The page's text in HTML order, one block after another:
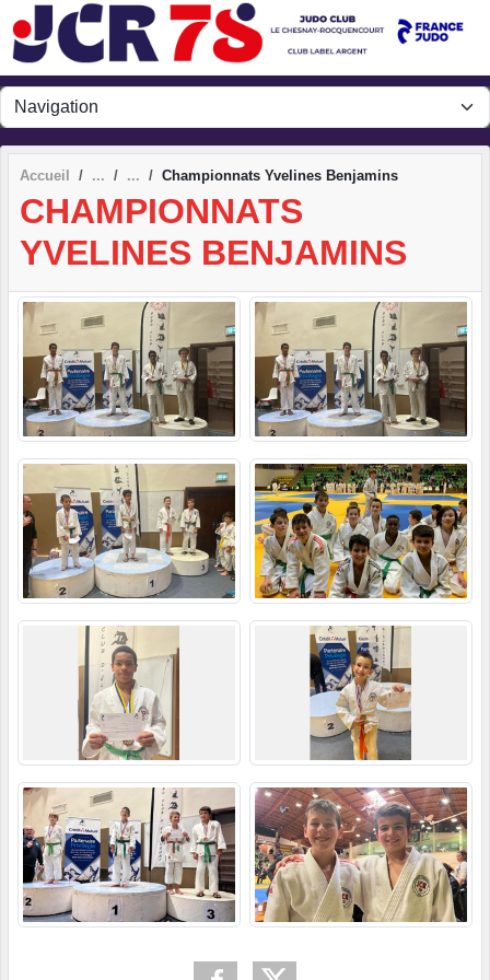
Accueil Championnats Yvelines Benjamins
CHAMPIONNATS
YVELINES BENJAMINS
Panneau de gestion des cookies